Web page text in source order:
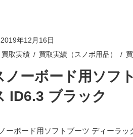
2019年12月16日
買取実績
買取実績（スノボ用品）
ノーボード用ソフ
ID6.3 ブラック
ーボード用ソフトブーツ ディーラ